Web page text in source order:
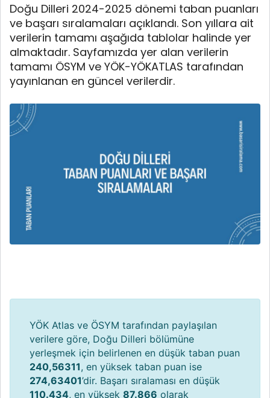
Doğu Dilleri 2024-2025 dönemi taban puanları
ve başarı sıralamaları açıklandı. Son yıllara ait
verilerin tamamı aşağıda tablolar halinde yer
almaktadır. Sayfamızda yer alan verilerin
tamamı ÖSYM ve YÖK-YÖKATLAS tarafından
yayınlanan en güncel verilerdir.
YÖK Atlas ve ÖSYM tarafından paylaşılan
verilere göre, Doğu Dilleri bölümüne
yerleşmek için belirlenen en düşük taban puan
240,56311, en yüksek taban puan ise
274,63401’dir. Başarı sıralaması en düşük
110.434, en yüksek 87.866 olarak